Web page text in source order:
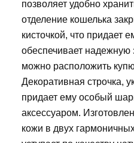
позволяет удобно
отделение кошелька
кисточкой, что придает
обеспечивает надежную
можно расположить
Декоративная строчка,
придает ему особый
аксессуаром.
кожи в двух